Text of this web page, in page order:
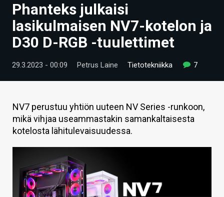
UUTISET
ARTIKKELIT
VIDEOT
TECHBBS
TIETOA
HINTA.FI
VAIHDA TEEMA
Phanteks julkaisi
lasikulmaisen NV7-kotelon ja
D30 D-RGB -tuulettimet
29.3.2023 - 00:09 Petrus Laine Tietotekniikka 7
NV7 perustuu yhtiön uuteen NV Series -runkoon,
mikä vihjaa useammastakin samankaltaisesta
kotelosta lähitulevaisuudessa.